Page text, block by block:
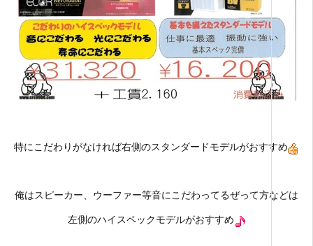
特にこだわりがなければ右側のスタンダードモデルがおすすめ
俺はスピーカー、ウーファー等音にこだわってるぜって方などは
左側のハイスペックモデルがおすすめ